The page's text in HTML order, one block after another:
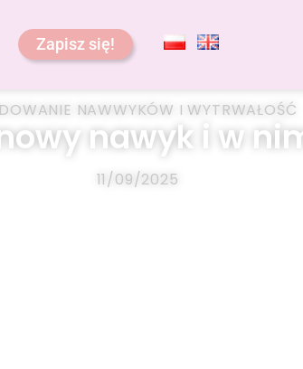
Zapisz się!
NAWWYKÓW I WYTRWAŁOŚĆ
nawyk i w
11/09/2025